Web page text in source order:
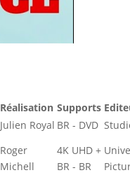
Réalisation Supports
Julien Royal BR - DVD
Roger
Michell
4K UHD +
BR - BR